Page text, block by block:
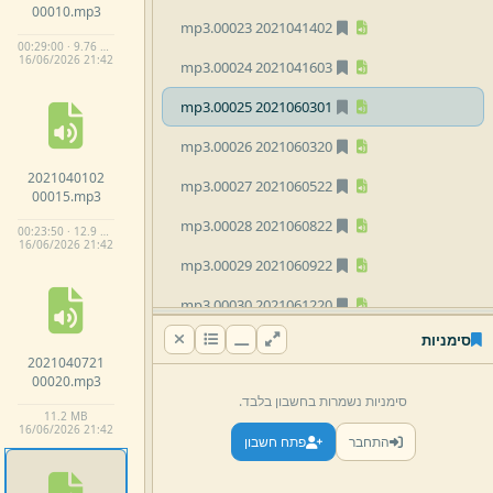
2021041402 00023.
mp3
2021041603 00024.
mp3
2021060301 00025.
mp3
2021060320 00026.
mp3
2021060522 00027.
mp3
2021060822 00028.
mp3
2021060922 00029.
mp3
2021061220 00030.
mp3
2021061622 00031.
mp3
2021061822 00033.
2021061920 00034.
סימניות
סימניות נשמרות בחשבון בלבד.
התחבר פתח חשבון
00010.mp3
00:29:00 · 9.76 MB
16/06/2026 21:42
2021040102
00015.mp3
00:23:50 · 12.9 MB
16/06/2026 21:42
2021040721
00020.mp3
11.2 MB
16/06/2026 21:42